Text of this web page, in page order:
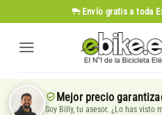
al
contenido
Envío gratis a toda
Mejor precio
Soy Billy, tu asesor. ¿Lo has visto